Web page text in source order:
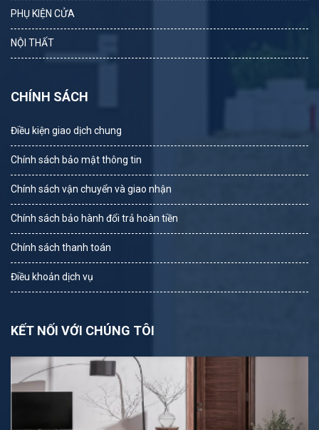
PHỤ KIỆN CỬA
NỘI THẤT
CHÍNH SÁCH
Điều kiện giao dịch chung
Chính sách bảo mật thông tin
Chính sách vận chuyển và giao nhận
Chính sách bảo hành đổi trả hoàn tiền
Chính sách thanh toán
Điều khoản dịch vụ
KẾT NỐI VỚI CHÚNG TÔI